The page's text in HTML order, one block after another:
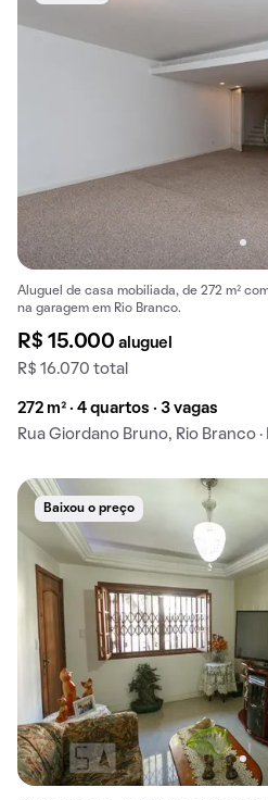
Aluguel de casa mobiliada, de 272 m²
na garagem em Rio Branco.
R$ 15.000aluguel
R$ 16.070 total
272 m² · 4 quartos · 3 vagas
Rua Giordano Bruno, Rio Branco
Baixou o preço